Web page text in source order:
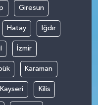
Giresun
Hatay Iğdır
İzmir
Karaman
Kayseri Kilis